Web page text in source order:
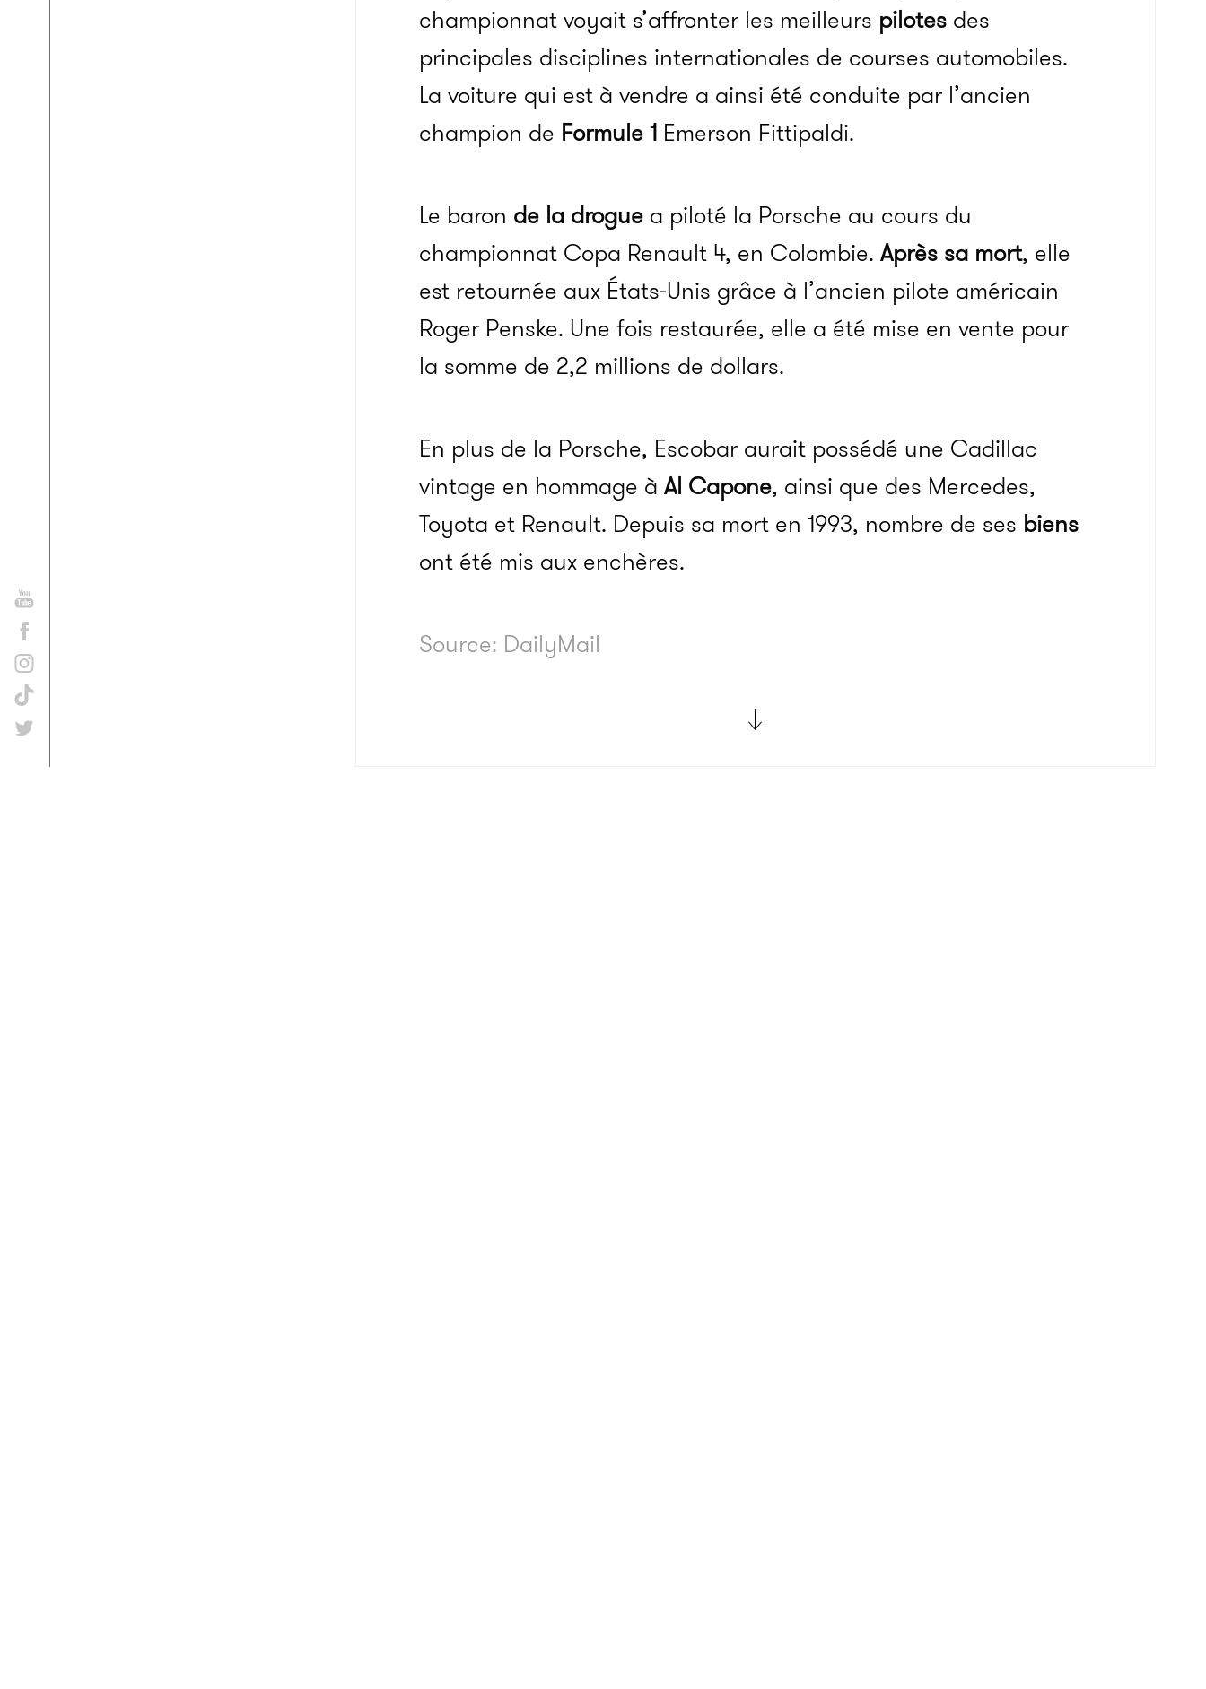
championnat voyait s’affronter les meilleurs pilotes des
principales disciplines internationales de courses automobiles.
La voiture qui est à vendre a ainsi été conduite par l’ancien
champion de Formule 1 Emerson Fittipaldi.
Le baron de la drogue a piloté la Porsche au cours du
championnat Copa Renault 4, en Colombie. Après sa mort, elle
est retournée aux États-Unis grâce à l’ancien pilote américain
Roger Penske. Une fois restaurée, elle a été mise en vente pour
la somme de 2,2 millions de dollars.
En plus de la Porsche, Escobar aurait possédé une Cadillac
vintage en hommage à Al Capone, ainsi que des Mercedes,
Toyota et Renault. Depuis sa mort en 1993, nombre de ses biens
ont été mis aux enchères.
Source: DailyMail